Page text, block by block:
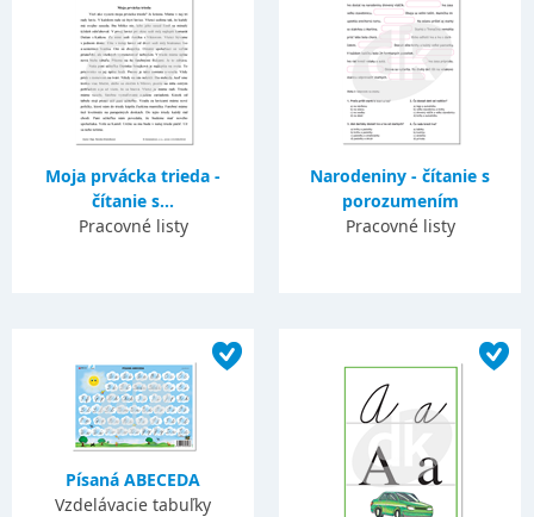
Moja prvácka trieda -
čítanie s...
Pracovné listy
Narodeniny - čítanie s
porozumením
Pracovné listy
Písaná ABECEDA
Vzdelávacie tabuľky